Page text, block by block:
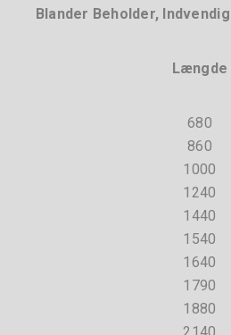
Blander Beholder,
Længde
680
860
1000
1240
1440
1540
1640
1790
1880